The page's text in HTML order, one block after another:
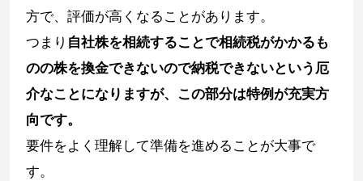
方で、評価が高くなることがあります。
つまり 自社株を相続することで相続税がかかるも
のの株を換金できないので納税できないという厄
介なことになりますが、この部分は特例が充実方
向です。
要件をよく理解して準備を進めることが大事で
す。